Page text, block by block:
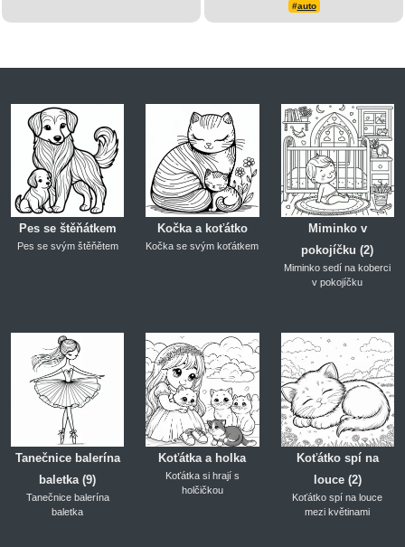
#auto
Pes se štěňátkem
Pes se svým štěňětem
Kočka a koťátko
Kočka se svým koťátkem
Miminko v
pokojíčku (2)
Miminko sedí na koberci
v pokojíčku
Tanečnice balerína
baletka (9)
Tanečnice balerína
baletka
Koťátka a holka
Koťátka si hrají s
holčičkou
Koťátko spí na
louce (2)
Koťátko spí na louce
mezi květinami